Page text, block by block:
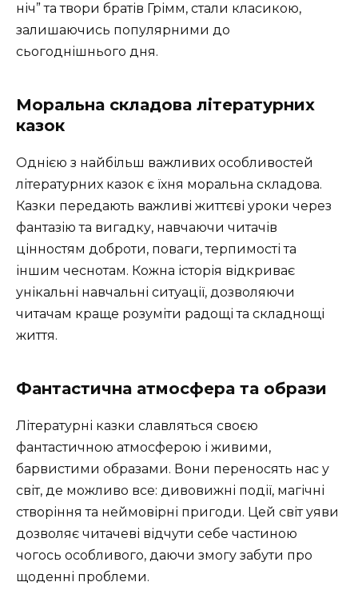
ніч” та твори братів Грімм, стали класикою,
залишаючись популярними до
сьогоднішнього дня.
Моральна складова літературних
казок
Однією з найбільш важливих особливостей
літературних казок є їхня моральна складова.
Казки передають важливі життєві уроки через
фантазію та вигадку, навчаючи читачів
цінностям доброти, поваги, терпимості та
іншим чеснотам. Кожна історія відкриває
унікальні навчальні ситуації, дозволяючи
читачам краще розуміти радощі та складнощі
життя.
Фантастична атмосфера та образи
Літературні казки славляться своєю
фантастичною атмосферою і живими,
барвистими образами. Вони переносять нас у
світ, де можливо все: дивовижні події, магічні
створіння та неймовірні пригоди. Цей світ уяви
дозволяє читачеві відчути себе частиною
чогось особливого, даючи змогу забути про
щоденні проблеми.